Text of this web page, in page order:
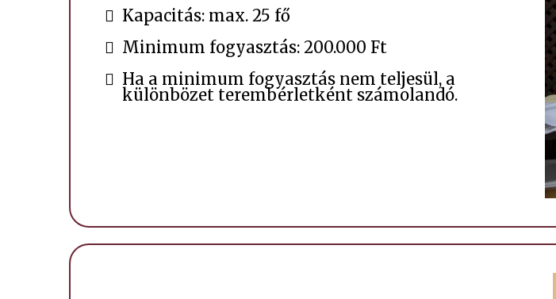
Kapacitás: max. 25 fő
Minimum fogyasztás: 200.000 Ft
Ha a minimum fogyasztás nem teljesül, a
különbözet terembérletként számolandó.